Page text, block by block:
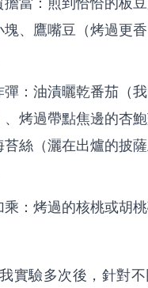
塊、鷹嘴豆（烤過更
彈：油漬曬乾番茄（
、烤過帶點焦邊的杏
苔絲（灑在出爐的披
乘：烤過的核桃或胡
實驗多次後，針對